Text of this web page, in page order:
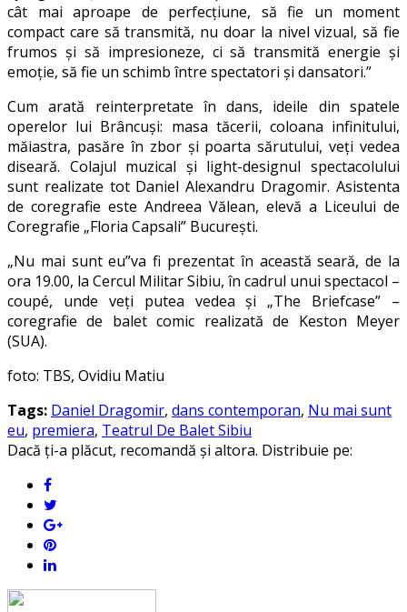
cât mai aproape de perfecțiune, să fie un moment
compact care să transmită, nu doar la nivel vizual, să fie
frumos și să impresioneze, ci să transmită energie și
emoție, să fie un schimb între spectatori și dansatori.”
Cum arată reinterpretate în dans, ideile din spatele
operelor lui Brâncuși: masa tăcerii, coloana infinitului,
măiastra, pasăre în zbor și poarta sărutului, veți vedea
diseară. Colajul muzical și light-designul spectacolului
sunt realizate tot Daniel Alexandru Dragomir. Asistenta
de coregrafie este Andreea Vălean, elevă a Liceului de
Coregrafie „Floria Capsali” București.
„Nu mai sunt eu”va fi prezentat în această seară, de la
ora 19.00, la Cercul Militar Sibiu, în cadrul unui spectacol –
coupé, unde veți putea vedea și „The Briefcase” –
coregrafie de balet comic realizată de Keston Meyer
(SUA).
foto: TBS, Ovidiu Matiu
Tags: Daniel Dragomir, dans contemporan, Nu mai sunt
eu, premiera, Teatrul De Balet Sibiu
Dacă ți-a plăcut, recomandă și altora. Distribuie pe: